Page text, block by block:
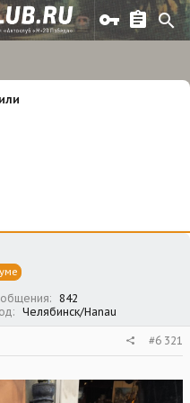
842
Челябинск/Hanau
#6 321